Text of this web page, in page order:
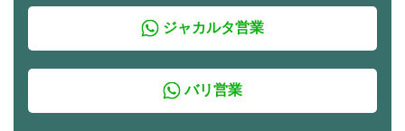
ジャカルタ営業
バリ営業